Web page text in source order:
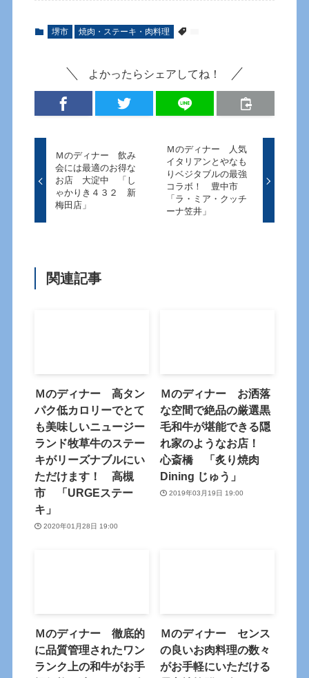
堺市 焼肉・ステーキ・肉料理
よかったらシェアしてね！
Ｍのディナー 飲み
会には最適のお得な
お店 大淀中 「し
ゃかりき４３２ 新
梅田店」
Ｍのディナー 人気
イタリアンとやなも
りベジタブルの最強
コラボ！ 豊中市
「ラ・ミア・クッチ
ーナ笠井」
関連記事
Ｍのディナー 高タン
パク低カロリーでとて
も美味しいニュージー
ランド牧草牛のステー
キがリーズナブルにい
ただけます！ 高槻
市 「URGEステー
キ」
2020年01月28日 19:00
Ｍのディナー お洒落
な空間で絶品の厳選黒
毛和牛が堪能できる隠
れ家のようなお店！
心斎橋 「炙り焼肉
Dining じゅう」
2019年03月19日 19:00
Ｍのディナー 徹底的
に品質管理されたワン
ランク上の和牛がお手
Ｍのディナー センス
の良いお肉料理の数々
がお手軽にいただける